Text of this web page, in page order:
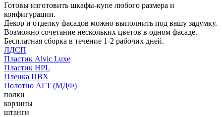
Готовы изготовить шкафы-купе любого размера и
конфигурации.
Декор и отделку фасадов можно выполнить под вашу задумку.
Возможно сочетание нескольких цветов в одном фасаде.
Бесплатная сборка в течение 1-2 рабочих дней.
ЛДСП
Пластик Alvic Luxe
Пластик HPL
Пленка ПВХ
Полотно АГТ (МДФ)
полки
корзины
штанги